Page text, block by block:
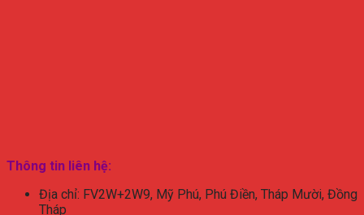
Thông tin liên hệ:
Địa chỉ: FV2W+2W9, Mỹ Phú, Phú Điền, Tháp Mười, Đồng
Tháp